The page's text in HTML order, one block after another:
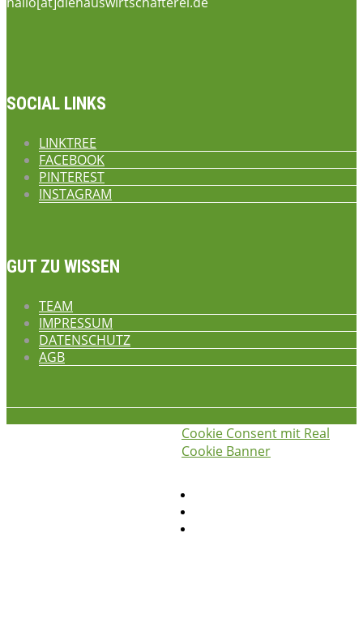
SOCIAL LINKS
LINKTREE
FACEBOOK
PINTEREST
INSTAGRAM
GUT ZU WISSEN
TEAM
IMPRESSUM
DATENSCHUTZ
AGB
Cookie Consent mit Real
Cookie Banner